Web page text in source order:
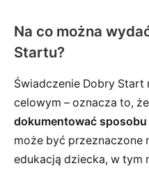
Na co można
Startu?
Świadczenie Dobry Start
celowym – oznacza to, że
dokumentować
może być przeznaczone
edukacją dziecka, w tym